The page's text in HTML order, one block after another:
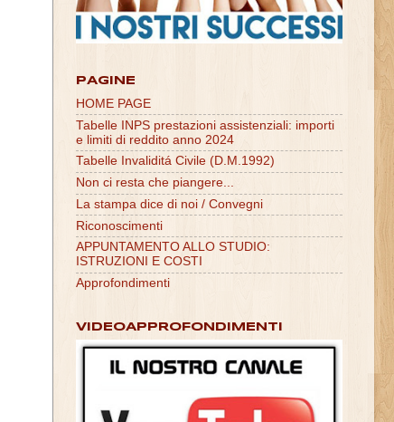
PAGINE
HOME PAGE
Tabelle INPS prestazioni assistenziali: importi
e limiti di reddito anno 2024
Tabelle Invaliditá Civile (D.M.1992)
Non ci resta che piangere...
La stampa dice di noi / Convegni
Riconoscimenti
APPUNTAMENTO ALLO STUDIO:
ISTRUZIONI E COSTI
Approfondimenti
VIDEOAPPROFONDIMENTI